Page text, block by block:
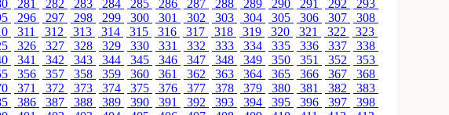
281 282 283 284 285 286 287 288 289 290 291 292
293
296 297 298 299 300 301 302 303 304 305 306 307
308
311 312 313 314 315 316 317 318 319 320 321 322
323
326 327 328 329 330 331 332 333 334 335 336 337
338
341 342 343 344 345 346 347 348 349 350 351 352
353
356 357 358 359 360 361 362 363 364 365 366 367
368
371 372 373 374 375 376 377 378 379 380 381 382
383
386 387 388 389 390 391 392 393 394 395 396 397
398